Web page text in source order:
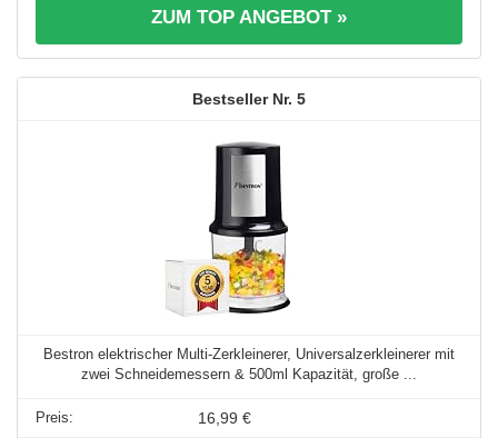
ZUM TOP ANGEBOT »
5
Bestron elektrischer Multi-Zerkleinerer, Universalzerkleinerer mit
zwei Schneidemessern & 500ml Kapazität, große ...
16,99 €